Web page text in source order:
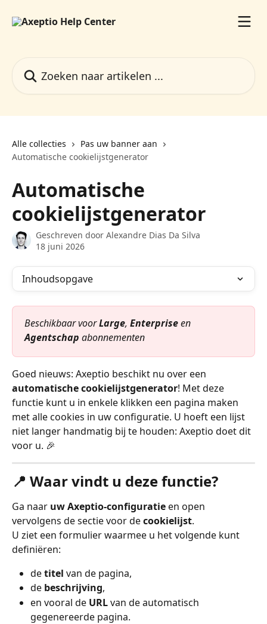
Alle collecties
Pas uw banner aan
Automatische cookielijstgenerator
Automatische
cookielijstgenerator
Geschreven door Alexandre Dias Da Silva
18 juni 2026
Inhoudsopgave
Beschikbaar voor Large, Enterprise en
Agentschap abonnementen
Goed nieuws: Axeptio beschikt nu over een
automatische cookielijstgenerator! Met deze
functie kunt u in enkele klikken een pagina maken
met alle cookies in uw configuratie. U hoeft een lijst
niet langer handmatig bij te houden: Axeptio doet dit
voor u. 🎉
📍 Waar vindt u deze functie?
Ga naar uw Axeptio-configuratie en open
vervolgens de sectie voor de cookielijst.
U ziet een formulier waarmee u het volgende kunt
definiëren:
de titel van de pagina,
de beschrijving,
en vooral de URL van de automatisch
gegenereerde pagina.